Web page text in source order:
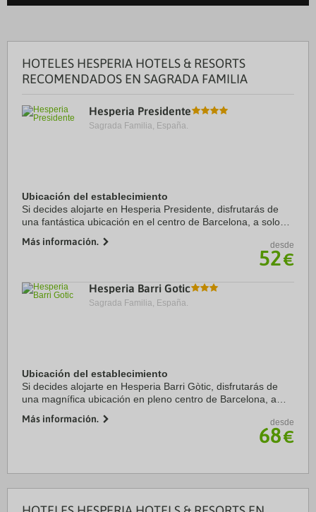
HOTELES HESPERIA HOTELS & RESORTS
RECOMENDADOS EN SAGRADA FAMILIA
Hesperia Presidente
Sagrada Familia, España.
Ubicación del establecimiento
Si decides alojarte en Hesperia Presidente, disfrutarás de
una fantástica ubicación en el centro de Barcelona, a solo
Además, este hotel sostenible ...
Más información. desde
52€
Hesperia Barri Gotic
Sagrada Familia, España.
Ubicación del establecimiento
Si decides alojarte en Hesperia Barri Gòtic, disfrutarás de
una magnífica ubicación en pleno centro de Barcelona, a
Barcelona. Además, este hotel sostenible ...
Más información. desde
68€